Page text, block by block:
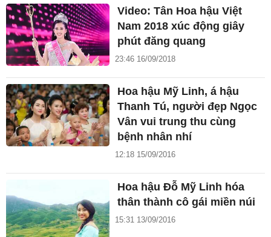
Video: Tân Hoa hậu Việt
Nam 2018 xúc động giây
phút đăng quang
23:46 16/09/2018
Hoa hậu Mỹ Linh, á hậu
Thanh Tú, người đẹp Ngọc
Vân vui trung thu cùng
bệnh nhân nhí
12:18 15/09/2016
Hoa hậu Đỗ Mỹ Linh hóa
thân thành cô gái miền núi
15:31 13/09/2016